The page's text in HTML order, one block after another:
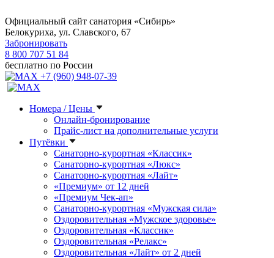
Официальный сайт санатория «Сибирь»
Белокуриха, ул. Славского, 67
Забронировать
8 800 707 51 84
бесплатно по России
+7 (960) 948-07-39
Номера / Цены
Онлайн-бронирование
Прайс-лист на дополнительные услуги
Путёвки
Санаторно-курортная «Классик»
Санаторно-курортная «Люкс»
Санаторно-курортная «Лайт»
«Премиум» от 12 дней
«Премиум Чек-ап»
Санаторно-курортная «Мужская сила»
Оздоровительная «Мужское здоровье»
Оздоровительная «Классик»
Оздоровительная «Релакс»
Оздоровительная «Лайт» от 2 дней